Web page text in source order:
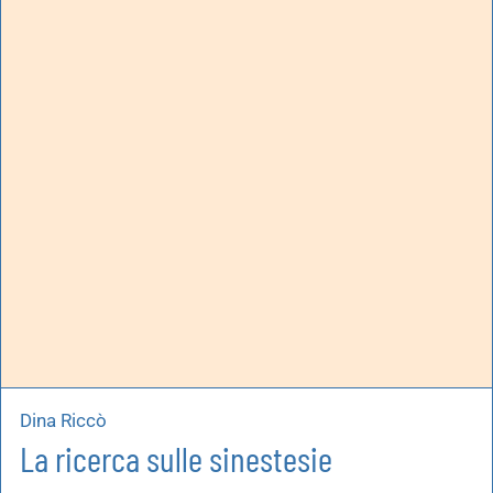
Dina Riccò
La ricerca sulle sinestesie